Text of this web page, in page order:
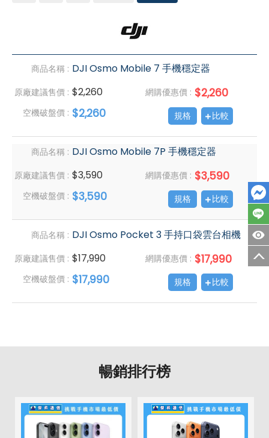
商品名稱 : DJI Osmo Mobile 7 手機穩定器
原廠建議售價 : $2,260 網購優惠價 : $2,260
空機破盤價 : $2,260 規格 比較
商品名稱 : DJI Osmo Mobile 7P 手機穩定器
原廠建議售價 : $3,590 網購優惠價 : $3,590
空機破盤價 : $3,590 規格 比較
商品名稱 : DJI Osmo Pocket 3 手持口袋雲台相機
原廠建議售價 : $17,990 網購優惠價 : $17,990
空機破盤價 : $17,990 規格 比較
暢銷排行榜